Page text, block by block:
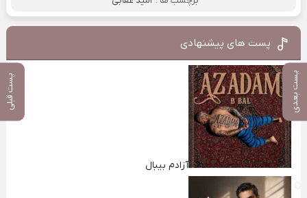
پست بعدی پست قبلی
پست های پیشنهادی
آزادم بیبال